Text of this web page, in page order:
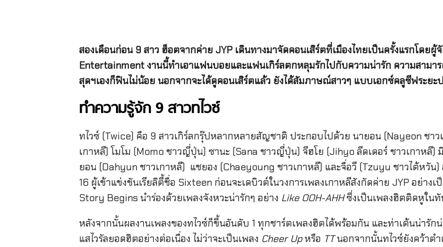
สองเดือนก่อน 9 สาว ฮ็อตจากค่าย JYP เดินทางมาจัดคอนเสิร์ตที่เมืองไทยเป็นครั้งแรกโดยผู้
Entertainment งานนี้ทำเอาแฟนบอยและแฟนเกิร์ลตกหลุมรักไปกับความน่ารัก ความสามาร
สุดฯเองก็ฟินไม่น้อย นอกจากจะได้ดูคอนเสิร์ตแล้ว ยังได้สัมภาษณ์สาวๆ แบบเอกซ์คลูซีฟระย
ทำความรู้จัก 9 สาวทไวซ์
ทไวซ์ (Twice) คือ 9 สาวเกิร์ลกรุ๊ปหลากหลายสัญชาติ ประกอบไปด้วย นายอน (Nayeon ชา
เกาหลี) โมโม (Momo ชาวญี่ปุ่น) ซานะ (Sana ชาวญี่ปุ่น) จีฮโย (Jihyo ลีดเดอร์ ชาวเกาหลี)
ยอน (Dahyun ชาวเกาหลี) แชยอง (Chaeyoung ชาวเกาหลี) และจื่อวี (Tzuyu ชาวไต้หวัน
16 ผู้เข้าแข่งขันเรียลิตี้ชื่อ Sixteen ก่อนจะเดบิวต์ในวงการเพลงเกาหลีสังกัดค่าย JYP อย่าง
Story Begins นำร่องด้วยเพลงจังหวะน่ารักๆ อย่าง Like OOH-AHHซึ่งเป็นเพลงฮิตติดหูใน
หลังจากนั้นผลงานเพลงของทไวซ์ก็ขึ้นอันดับ 1 ทุกชาร์ตเพลงฮิตได้พร้อมกัน และท่าเต้นน่ารัก
แสไวรัลยอดฮิตอย่างต่อเนื่อง ไม่ว่าจะเป็นเพลง Cheer Upหรือ TTนอกจากนั้นทไวซ์ยังคว้าต